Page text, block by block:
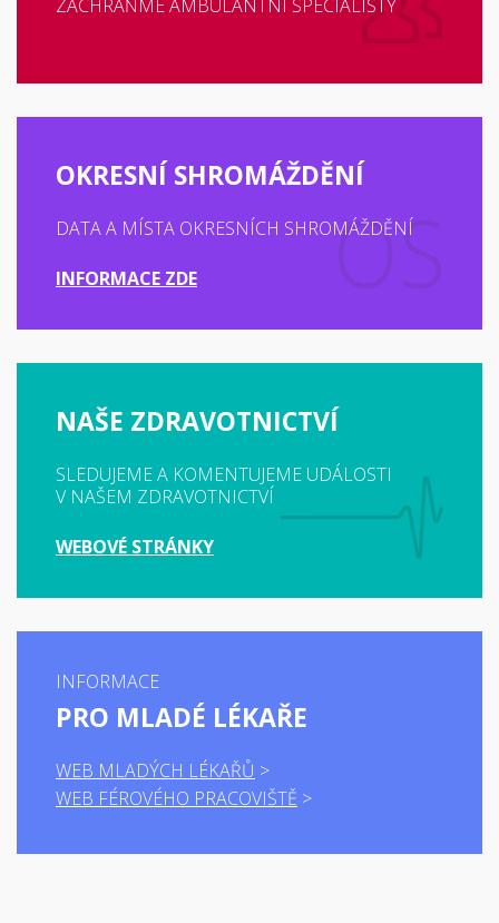
ZACHRAŇME AMBULANTNÍ SPECIALISTY
OKRESNÍ SHROMÁŽDĚNÍ
DATA A MÍSTA OKRESNÍCH SHROMÁŽDĚNÍ
INFORMACE ZDE
NAŠE ZDRAVOTNICTVÍ
SLEDUJEME A KOMENTUJEME UDÁLOSTI
V NAŠEM ZDRAVOTNICTVÍ
WEBOVÉ STRÁNKY
INFORMACE
PRO MLADÉ LÉKAŘE
WEB MLADÝCH LÉKAŘŮ
WEB FÉROVÉHO PRACOVIŠTĚ